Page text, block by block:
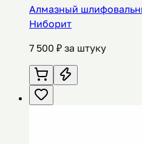
Алмазный
Ниборит
7 500 ₽ за штуку